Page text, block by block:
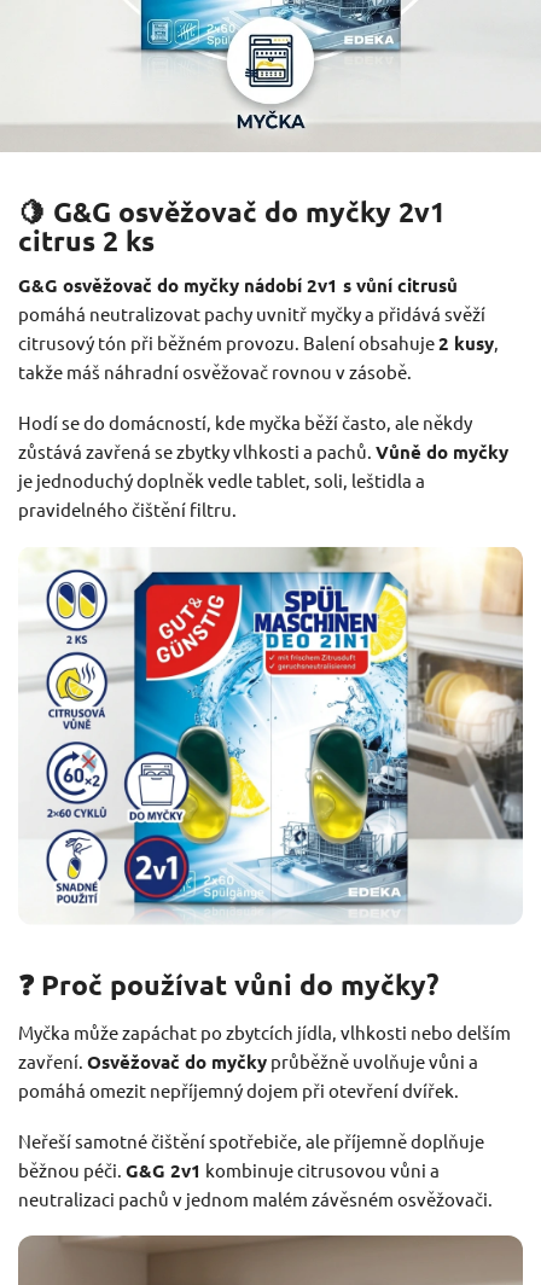
🍋 G&G osvěžovač do myčky 2v1
citrus 2 ks
G&G osvěžovač do myčky nádobí 2v1 s vůní citrusů
pomáhá neutralizovat pachy uvnitř myčky a přidává svěží
citrusový tón při běžném provozu. Balení obsahuje2 kusy,
takže máš náhradní osvěžovač rovnou v zásobě.
Hodí se do domácností, kde myčka běží často, ale někdy
zůstává zavřená se zbytky vlhkosti a pachů. Vůně do myčky
je jednoduchý doplněk vedle tablet, soli, leštidla a
pravidelného čištění filtru.
❓ Proč používat vůni do myčky?
Myčka může zapáchat po zbytcích jídla, vlhkosti nebo delším
zavření. Osvěžovač do myčky průběžně uvolňuje vůni a
pomáhá omezit nepříjemný dojem při otevření dvířek.
Neřeší samotné čištění spotřebiče, ale příjemně doplňuje
běžnou péči. G&G 2v1 kombinuje citrusovou vůni a
neutralizaci pachů v jednom malém závěsném osvěžovači.